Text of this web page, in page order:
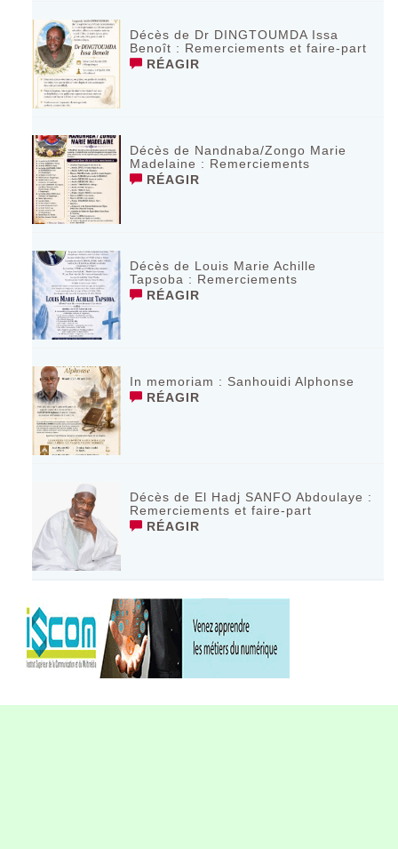
Décès de Dr DINGTOUMDA Issa
Benoît : Remerciements et faire-part
RÉAGIR
Décès de Nandnaba/Zongo Marie
Madelaine : Remerciements
RÉAGIR
Décès de Louis Marie Achille
Tapsoba : Remerciements
RÉAGIR
In memoriam : Sanhouidi Alphonse
RÉAGIR
Décès de El Hadj SANFO Abdoulaye :
Remerciements et faire-part
RÉAGIR